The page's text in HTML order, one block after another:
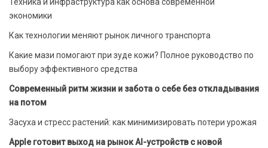
Техника и инфраструктура как основа современной
экономики
Как технологии меняют рынок личного транспорта
Какие мази помогают при зуде кожи? Полное руководство по
выбору эффективного средства
Современный ритм жизни и забота о себе без откладывания
на потом
Засуха и стресс растений: как минимизировать потери урожая
Apple готовит выход на рынок AI-устройств с новой